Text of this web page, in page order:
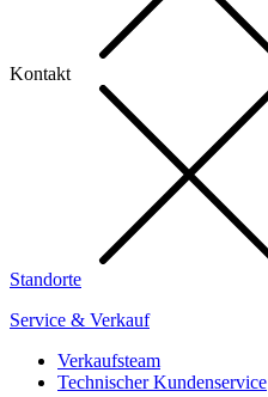
Kontakt
Standorte
Service & Verkauf
Verkaufsteam
Technischer Kundenservice